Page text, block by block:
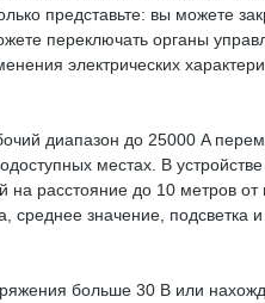
представьте: вы можете
переключать органы
электрических
диапазон до 25000 A
местах. В устройстве
на расстояние до 10 метров
значение, подсветка
больше 30 В или